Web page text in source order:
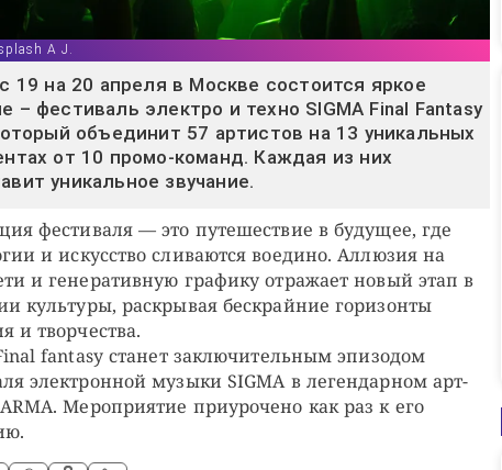
A J.
19 на 20 апреля в Москве состоится яркое
– фестиваль электро и техно SIGMA Final Fantasy
объединит 57 артистов на 13 уникальных
от 10 промо-команд. Каждая из них
уникальное звучание.
фестиваля — это путешествие в будущее, где
и искусство сливаются воедино. Аллюзия на
и генеративную графику отражает новый этап в
культуры, раскрывая бескрайние горизонты
и творчества.
fantasy станет заключительным эпизодом
электронной музыки SIGMA в легендарном арт-
Мероприятие приурочено как раз к его